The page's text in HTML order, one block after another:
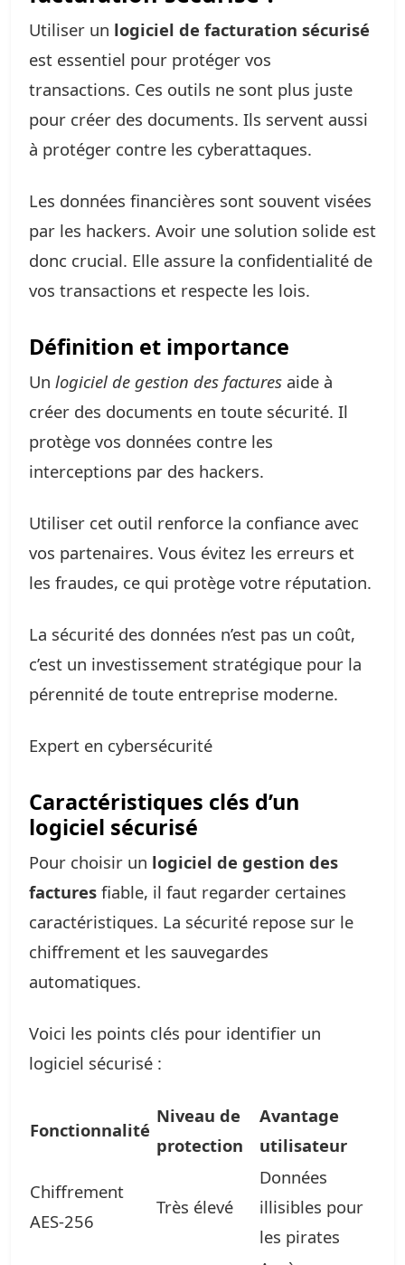
Utiliser un logiciel de facturation sécurisé
est essentiel pour protéger vos
transactions. Ces outils ne sont plus juste
pour créer des documents. Ils servent aussi
à protéger contre les cyberattaques.
Les données financières sont souvent visées
par les hackers. Avoir une solution solide est
donc crucial. Elle assure la confidentialité de
vos transactions et respecte les lois.
Définition et importance
Un logiciel de gestion des factures aide à
créer des documents en toute sécurité. Il
protège vos données contre les
interceptions par des hackers.
Utiliser cet outil renforce la confiance avec
vos partenaires. Vous évitez les erreurs et
les fraudes, ce qui protège votre réputation.
La sécurité des données n’est pas un coût,
c’est un investissement stratégique pour la
pérennité de toute entreprise moderne.
Expert en cybersécurité
Caractéristiques clés d’un
logiciel sécurisé
Pour choisir un logiciel de gestion des
factures fiable, il faut regarder certaines
caractéristiques. La sécurité repose sur le
chiffrement et les sauvegardes
automatiques.
Voici les points clés pour identifier un
logiciel sécurisé :
Fonctionnalité
Niveau de
protection
Avantage
utilisateur
Chiffrement
AES-256
Très élevé
Données
illisibles pour
les pirates